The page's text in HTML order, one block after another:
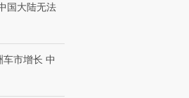
100种
三对
CFO：不靠规模取胜，华
国大陆无法
市增长 中